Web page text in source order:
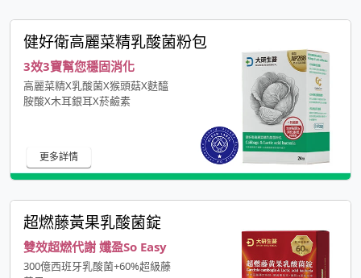
健好衛高麗菜精乳酸菌粉包
3效3寶幫您穩固消化
高麗菜精X乳酸菌X猴頭菇X麩醯
胺酸X木耳銀耳X菸鹼素
更多詳情
超燃藤黃果乳酸菌錠
雙效超燃代謝 孅盈So Easy
300億西班牙乳酸菌+60%超級藤